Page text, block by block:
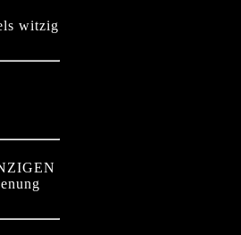
witzig